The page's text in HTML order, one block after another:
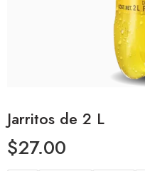
Jarritos de 2 L
$27.00